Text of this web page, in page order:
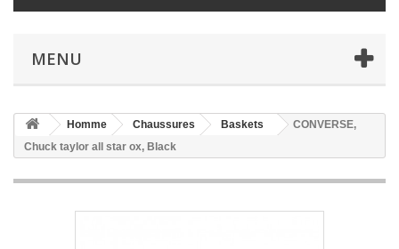
MENU
Homme Chaussures Baskets
CONVERSE,
Chuck taylor all star ox, Black